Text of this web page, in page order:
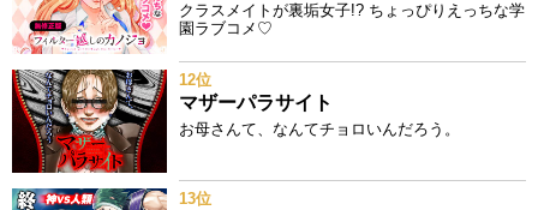
クラスメイトが裏垢女子!? ちょっぴりえっちな学
園ラブコメ♡
12位
マザーパラサイト
お母さんて、なんてチョロいんだろう。
13位